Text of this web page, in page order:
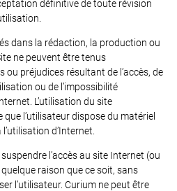
définitive de toute révision
dans la rédaction, la production ou
ne peuvent être tenus
ou préjudices résultant de l’accès, de
ou de l’impossibilité
L’utilisation du site
l’utilisateur dispose du matériel
d’Internet.
l’accès au site Internet (ou
raison que ce soit, sans
l’utilisateur. Curium ne peut être